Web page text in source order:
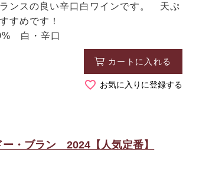
ンスの良い辛口白ワインです。 天ぷ
すめです！
白・辛口
カートに入れる
お気に入りに登録する
・ブラン 2024【人気定番】